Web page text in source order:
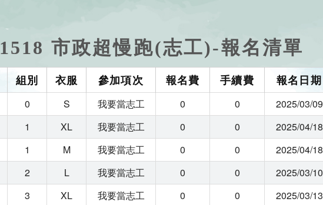
1518 市政超慢跑(志工)-報名清單
組別 衣服 參加項次 報名費 手續費 報名日期
0 S 我要當志工 0 0 2025/03/09
1 XL 我要當志工 0 0 2025/04/18
1 M 我要當志工 0 0 2025/04/18
2 L 我要當志工 0 0 2025/03/10
3 XL 我要當志工 0 0 2025/03/13